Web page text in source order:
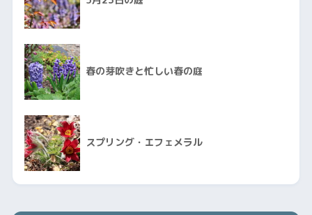
春の芽吹きと忙しい春の庭
スプリング・エフェメラル